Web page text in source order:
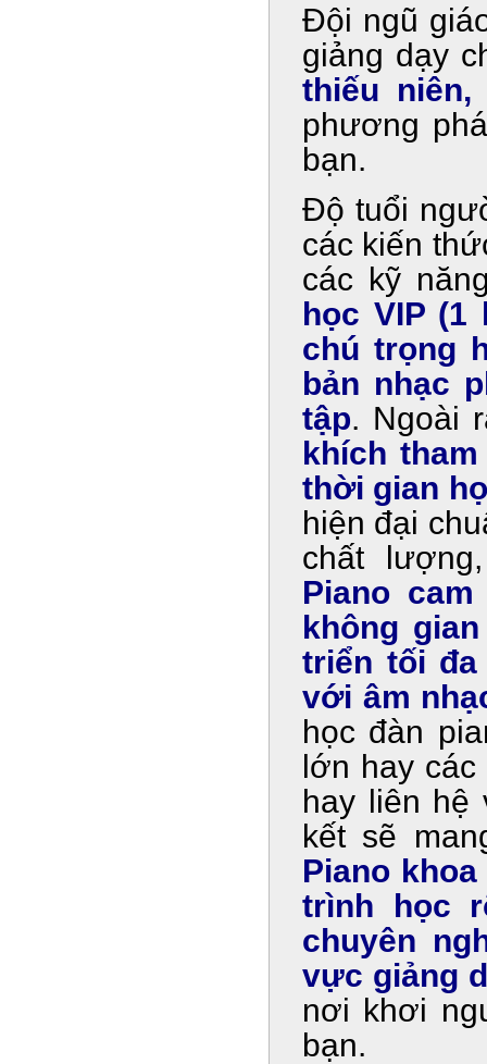
Đội ngũ
giảng dạy
thiếu
phương
bạn.
Độ tuổi
các kiến
các kỹ
học VIP
chú trọng
bản nhạc
tập. Ngoài
khích
thời gian
hiện đại
chất
Piano
không
triển tối
với âm
học đàn
lớn hay
hay liên hệ
kết sẽ
Piano
trình học
chuyên
vực giảng
nơi khơi
bạn.